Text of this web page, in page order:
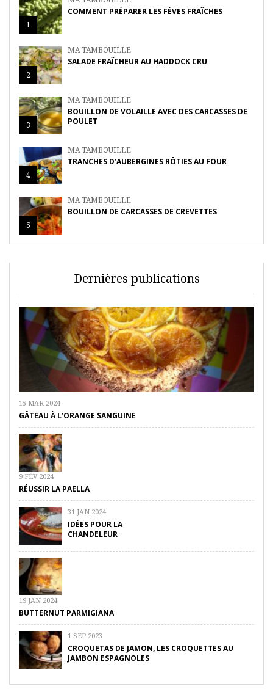
1
COMMENT PRÉPARER LES FÈVES FRAÎCHES
2
MA TAMBOUILLE
SALADE FRAÎCHEUR AU HADDOCK CRU
3
MA TAMBOUILLE
BOUILLON DE VOLAILLE AVEC DES CARCASSES DE
POULET
4
MA TAMBOUILLE
TRANCHES D’AUBERGINES RÔTIES AU FOUR
5
MA TAMBOUILLE
BOUILLON DE CARCASSES DE CREVETTES
Dernières publications
15 MAR 2024
GÂTEAU À L’ORANGE SANGUINE
9 FÉV 2024
RÉUSSIR LA PAELLA
31 JAN 2024
IDÉES POUR LA
CHANDELEUR
19 JAN 2024
BUTTERNUT PARMIGIANA
1 SEP 2023
CROQUETAS DE JAMON, LES CROQUETTES AU
JAMBON ESPAGNOLES